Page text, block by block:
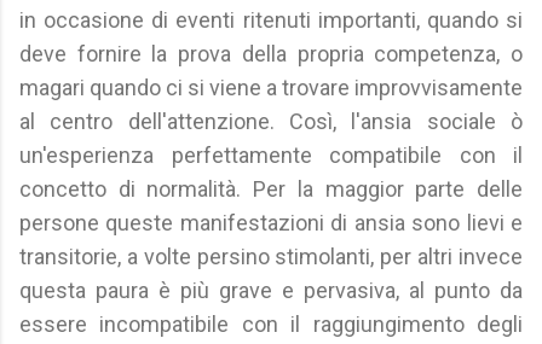
in occasione di eventi ritenuti importanti, quando si
deve fornire la prova della propria competenza, o
magari quando ci si viene a trovare improvvisamente
al centro dell'attenzione. Così, l'ansia sociale ò
un'esperienza perfettamente compatibile con il
concetto di normalità. Per la maggior parte delle
persone queste manifestazioni di ansia sono lievi e
transitorie, a volte persino stimolanti, per altri invece
questa paura è più grave e pervasiva, al punto da
essere incompatibile con il raggiungimento degli